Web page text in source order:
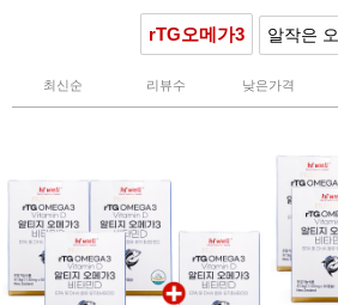
rTG오메가3 알작은
최신순 리뷰수 낮은가격